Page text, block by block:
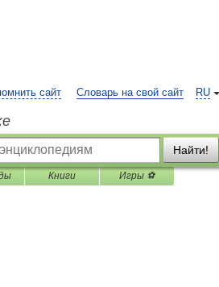
RU
сайт Словарь на свой сайт
Найти!
Книги Игры ⚽